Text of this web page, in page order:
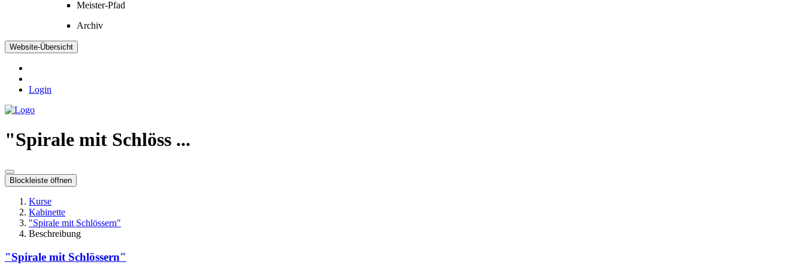
Meister-Pfad
Archiv
Website-Übersicht
Login
"Spirale mit Schlöss ...
Blockleiste öffnen
Kurse
Kabinette
"Spirale mit Schlössern"
Beschreibung
"Spirale mit Schlössern"